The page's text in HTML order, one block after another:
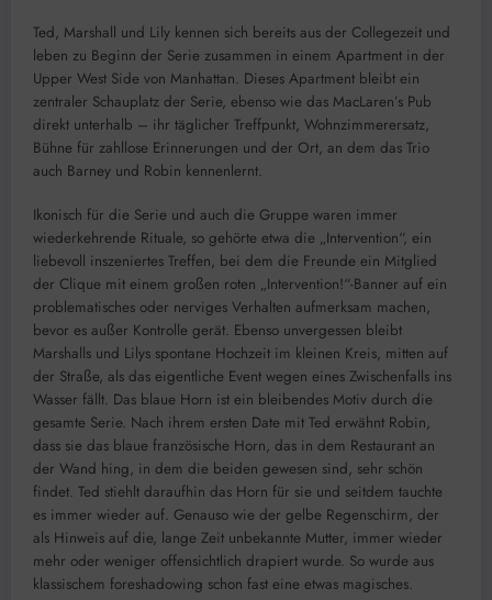
Ted, Marshall und Lily kennen sich bereits aus der Collegezeit und
leben zu Beginn der Serie zusammen in einem Apartment in der
Upper West Side von Manhattan. Dieses Apartment bleibt ein
zentraler Schauplatz der Serie, ebenso wie das MacLaren’s Pub
direkt unterhalb – ihr täglicher Treffpunkt, Wohnzimmerersatz,
Bühne für zahllose Erinnerungen und der Ort, an dem das Trio
auch Barney und Robin kennenlernt.
Ikonisch für die Serie und auch die Gruppe waren immer
wiederkehrende Rituale, so gehörte etwa die „Intervention“, ein
liebevoll inszeniertes Treffen, bei dem die Freunde ein Mitglied
der Clique mit einem großen roten „Intervention!“-Banner auf ein
problematisches oder nerviges Verhalten aufmerksam machen,
bevor es außer Kontrolle gerät. Ebenso unvergessen bleibt
Marshalls und Lilys spontane Hochzeit im kleinen Kreis, mitten auf
der Straße, als das eigentliche Event wegen eines Zwischenfalls ins
Wasser fällt. Das blaue Horn ist ein bleibendes Motiv durch die
gesamte Serie. Nach ihrem ersten Date mit Ted erwähnt Robin,
dass sie das blaue französische Horn, das in dem Restaurant an
der Wand hing, in dem die beiden gewesen sind, sehr schön
findet. Ted stiehlt daraufhin das Horn für sie und seitdem tauchte
es immer wieder auf. Genauso wie der gelbe Regenschirm, der
als Hinweis auf die, lange Zeit unbekannte Mutter, immer wieder
mehr oder weniger offensichtlich drapiert wurde. So wurde aus
klassischem foreshadowing schon fast eine etwas magisches.